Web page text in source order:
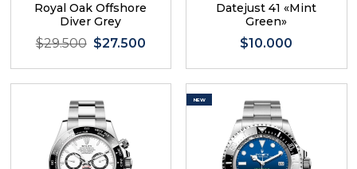
Royal Oak Offshore
Diver Grey
$29.500 $27.500
Datejust 41 «Mint
Green»
$10.000
NEW